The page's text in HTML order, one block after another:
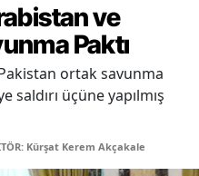
ve
Paktı
ortak savunma
saldırı üçüne yapılmış
Kürşat Kerem Akçakale